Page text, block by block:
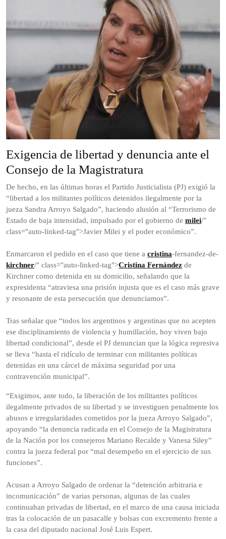
Exigencia de libertad y denuncia ante el
Consejo de la Magistratura
De hecho, en las últimas horas el Partido Justicialista (PJ) exigió la
“libertad a los militantes políticos detenidos ilegalmente por la
jueza Sandra Arroyo Salgado”, haciendo alusión al “Terrorismo de
Estado de baja intensidad, impulsado por el gobierno de milei/"
class="auto-linked-tag">Javier Milei y el poder económico”.
Enmarcaron el pedido en el caso que tiene a cristina-fernandez-de-
kirchner/" class="auto-linked-tag">Cristina Fernández de
Kirchner como detenida en su domicilio, señalando que la
expresidenta “atraviesa una prisión injusta que es el caso más grave
y resonante de esta persecución que denunciamos”.
Tras señalar que “todos los argentinos y argentinas que no acepten
ese disciplinamiento de violencia y humillación, hoy viven bajo
libertad condicional”, desde el PJ denuncian que la lógica represiva
se lleva “hasta el ridículo de terminar con militantes políticas
detenidas en una cárcel de máxima seguridad por una
contravención municipal”.
“Exigimos, ante todo, la liberación de los militantes políticos
ilegalmente privados de su libertad y se investiguen penalmente los
abusos e irregularidades cometidos por la jueza Arroyo Salgado”,
apoyando “la denuncia radicada en el Consejo de la Magistratura
de la Nación por los consejeros Mariano Recalde y Vanesa Siley”
contra la jueza federal por “mal desempeño en el ejercicio de sus
funciones”.
Acusan a Arroyo Salgado de ordenar la “detención arbitraria e
incomunicación” de varias personas, algunas de las cuales
continuaban privadas de libertad, en el marco de una causa iniciada
tras la colocación de un pasacalle y bolsas con excremento frente a
la casa del diputado nacional José Luis Espert.